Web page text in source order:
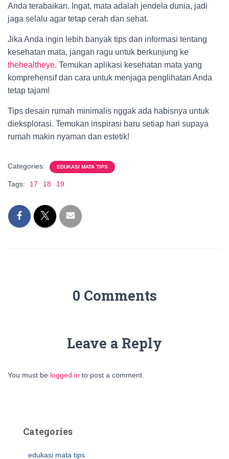
Anda terabaikan. Ingat, mata adalah jendela dunia, jadi
jaga selalu agar tetap cerah dan sehat.
Jika Anda ingin lebih banyak tips dan informasi tentang
kesehatan mata, jangan ragu untuk berkunjung ke
thehealtheye. Temukan aplikasi kesehatan mata yang
komprehensif dan cara untuk menjaga penglihatan Anda
tetap tajam!
Tips desain rumah minimalis nggak ada habisnya untuk
dieksplorasi. Temukan inspirasi baru setiap hari supaya
rumah makin nyaman dan estetik!
Categories: EDUKASI MATA TIPS
Tags: 17 18 19
0 Comments
Leave a Reply
You must be logged in to post a comment.
Categories
edukasi mata tips